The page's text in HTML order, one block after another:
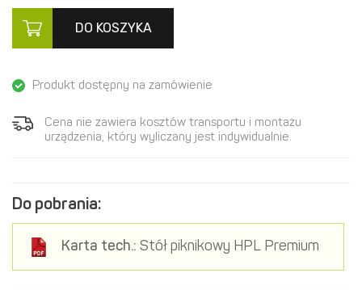
DO KOSZYKA
Produkt dostępny na zamówienie
Cena nie zawiera kosztów transportu i montażu
urządzenia, który wyliczany jest indywidualnie.
Do pobrania:
Karta tech.: Stół piknikowy HPL Premium